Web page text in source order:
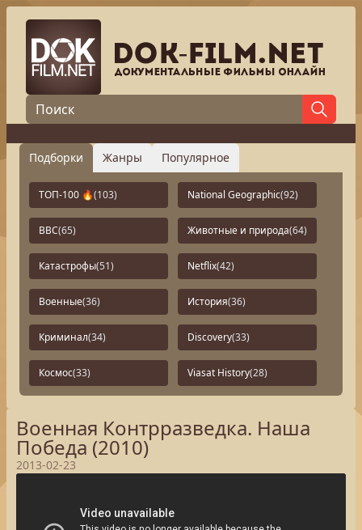
Подборки Жанры Популярное
ТОП-100 🔥(103) National Geographic(92)
BBC(65) Животные и природа(64)
Катастрофы(51) Netflix(42)
Военные(36) История(36)
Криминал(34) Discovery(33)
Космос(33) Viasat History(28)
Военная Контрразведка. Наша
Победа (2010)
2013-02-23